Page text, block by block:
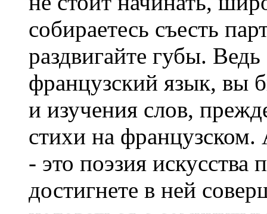
собираетесь съесть
раздвигайте губы.
французский язык, вы
и изучения слов,
стихи на
- это поэзия
достигнете в ней